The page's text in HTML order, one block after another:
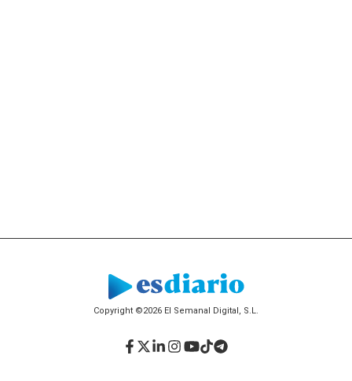
Copyright ©2026 El Semanal Digital, S.L.
Facebook
Twitter
LinkedIn
Instagram
YouTube
TikTok
Telegram